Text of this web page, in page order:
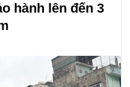
hành lên đến 3